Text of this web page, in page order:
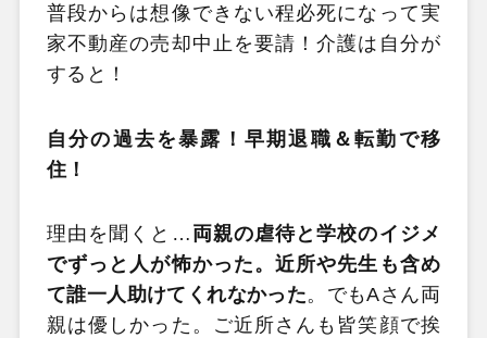
普段からは想像できない程必死になって実
家不動産の売却中止を要請！介護は自分が
すると！
自分の過去を暴露！早期退職＆転勤で移
住！
理由を聞くと… 両親の虐待と学校のイジメ
でずっと人が怖かった。近所や先生も含め
て誰一人助けてくれなかった。でもAさん両
親は優しかった。ご近所さんも皆笑顔で挨